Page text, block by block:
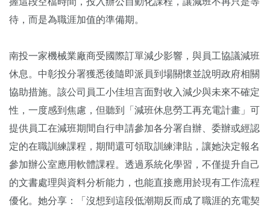
待，而是為職涯加值的準備期。
南投一家機械業廠商受國際訂單減少影響，與員工協議減班
休息。中彰投分署獲悉後隨即派員到場關懷並說明政府相關
協助措施。該公司員工小佳坦言面對收入減少與未來不確定
性，一度感到焦慮，但聽到「減班休息勞工再充電計畫」可
提供員工在減班期間自行申請參加各分署自辦、委辦或經認
定的在職訓練課程，期間還可領取訓練津貼，讓她決定報名
參加辦公室應用軟體課程。透過系統化學習，不僅提升自己
的文書處理與資料分析能力，也能直接應用於現有工作流程
優化。她分享：「沒想到這段低潮期反而成了職涯的充電契